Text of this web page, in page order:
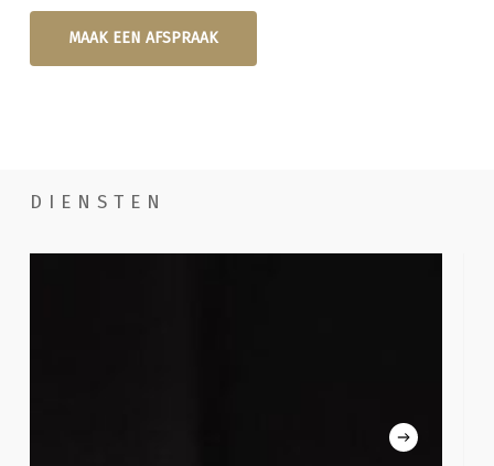
MAAK EEN AFSPRAAK
DIENSTEN